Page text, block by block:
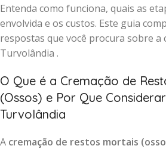
Entenda como funciona, quais as
envolvida e os custos. Este guia
respostas que você procura sobre a
Turvolândia .
O Que é a Cremação de
(Ossos) e Por Que
Turvolândia
A cremação de restos mortais